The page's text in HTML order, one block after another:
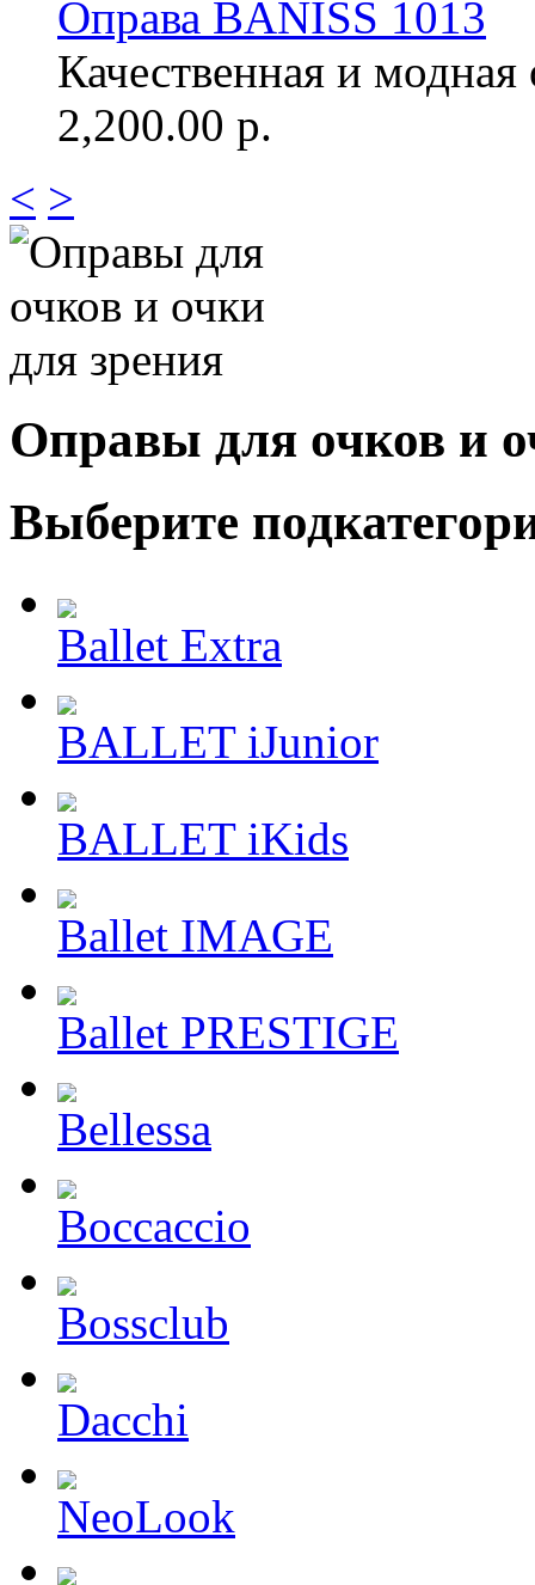
Оправа BANISS 1013
Качественная и модная
2,200.00 р.
< >
Оправы для очков и
Выберите
Ballet Extra
BALLET iJunior
BALLET iKids
Ballet IMAGE
Ballet PRESTIGE
Bellessa
Boccaccio
Bossclub
Dacchi
NeoLook